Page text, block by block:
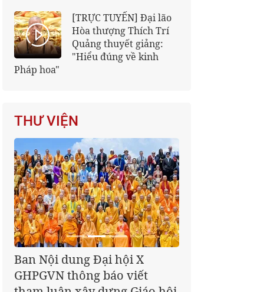
[TRỰC TUYẾN] Đại lão
Hòa thượng Thích Trí
Quảng thuyết giảng:
"Hiểu đúng về kinh
Pháp hoa"
THƯ VIỆN
Giáo hội kêu gọi Tăng Ni,
Phật tử cả nước thể hiện tấm